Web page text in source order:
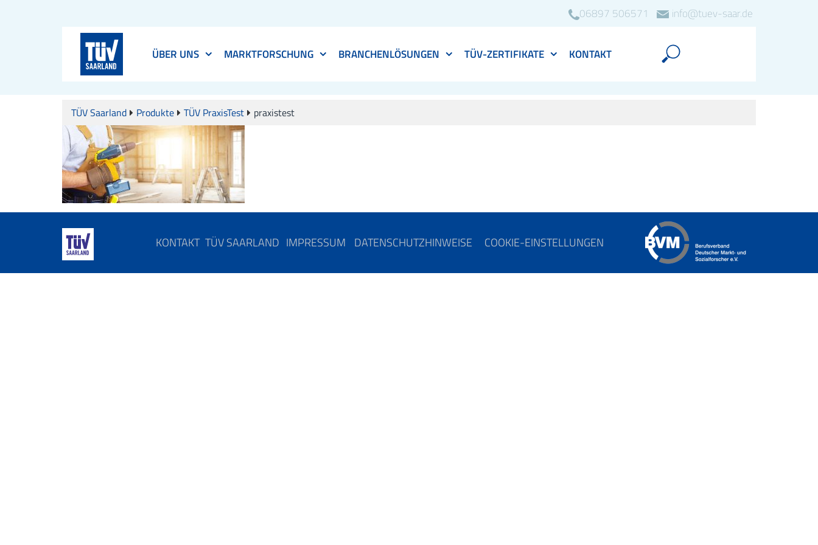
06897 506571 info@tuev-saar.de
ÜBER UNS MARKTFORSCHUNG BRANCHENLÖSUNGEN TÜV-ZERTIFIKATE KONTAKT
TÜV Saarland Produkte TÜV PraxisTest praxistest
KONTAKT TÜV SAARLAND IMPRESSUM DATENSCHUTZHINWEISE COOKIE-EINSTELLUNGEN